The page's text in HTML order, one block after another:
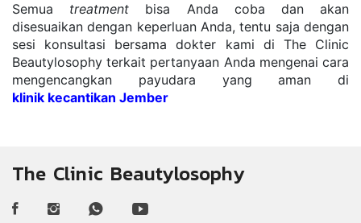
Semua treatment bisa Anda coba dan akan
disesuaikan dengan keperluan Anda, tentu saja dengan
sesi konsultasi bersama dokter kami di The Clinic
Beautylosophy terkait pertanyaan Anda mengenai cara
mengencangkan payudara yang aman di
klinik kecantikan Jember
The Clinic Beautylosophy